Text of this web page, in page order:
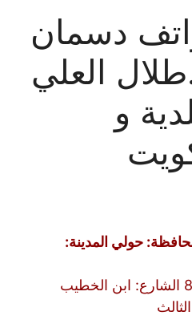
دسمان
العلي
و
حولي المدينة:
الشعب البحري القطعة: 8 الشارع: ابن الخطيب